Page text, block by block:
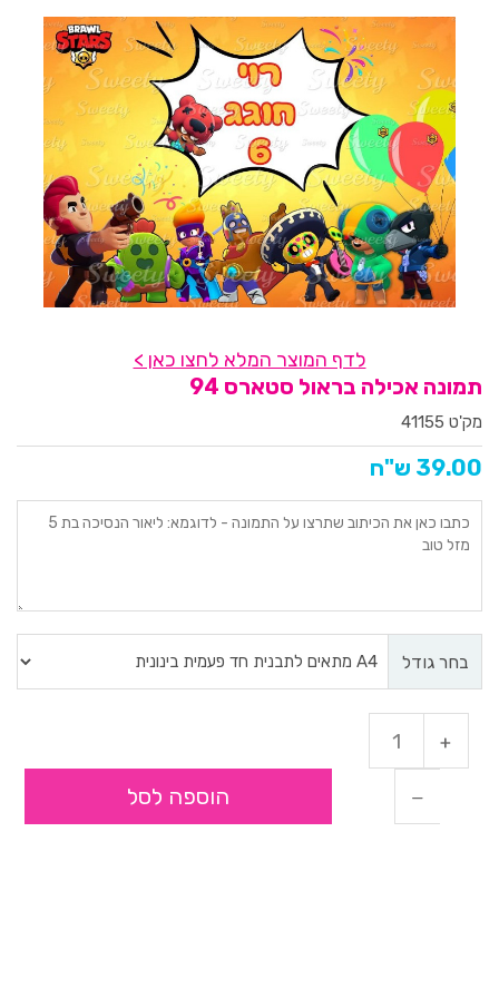
לדף המוצר המלא לחצו כאן >
תמונה אכילה בראול סטארס 94
מק'ט 41155
39.00 ש"ח
בחר גודל
הוספה לסל